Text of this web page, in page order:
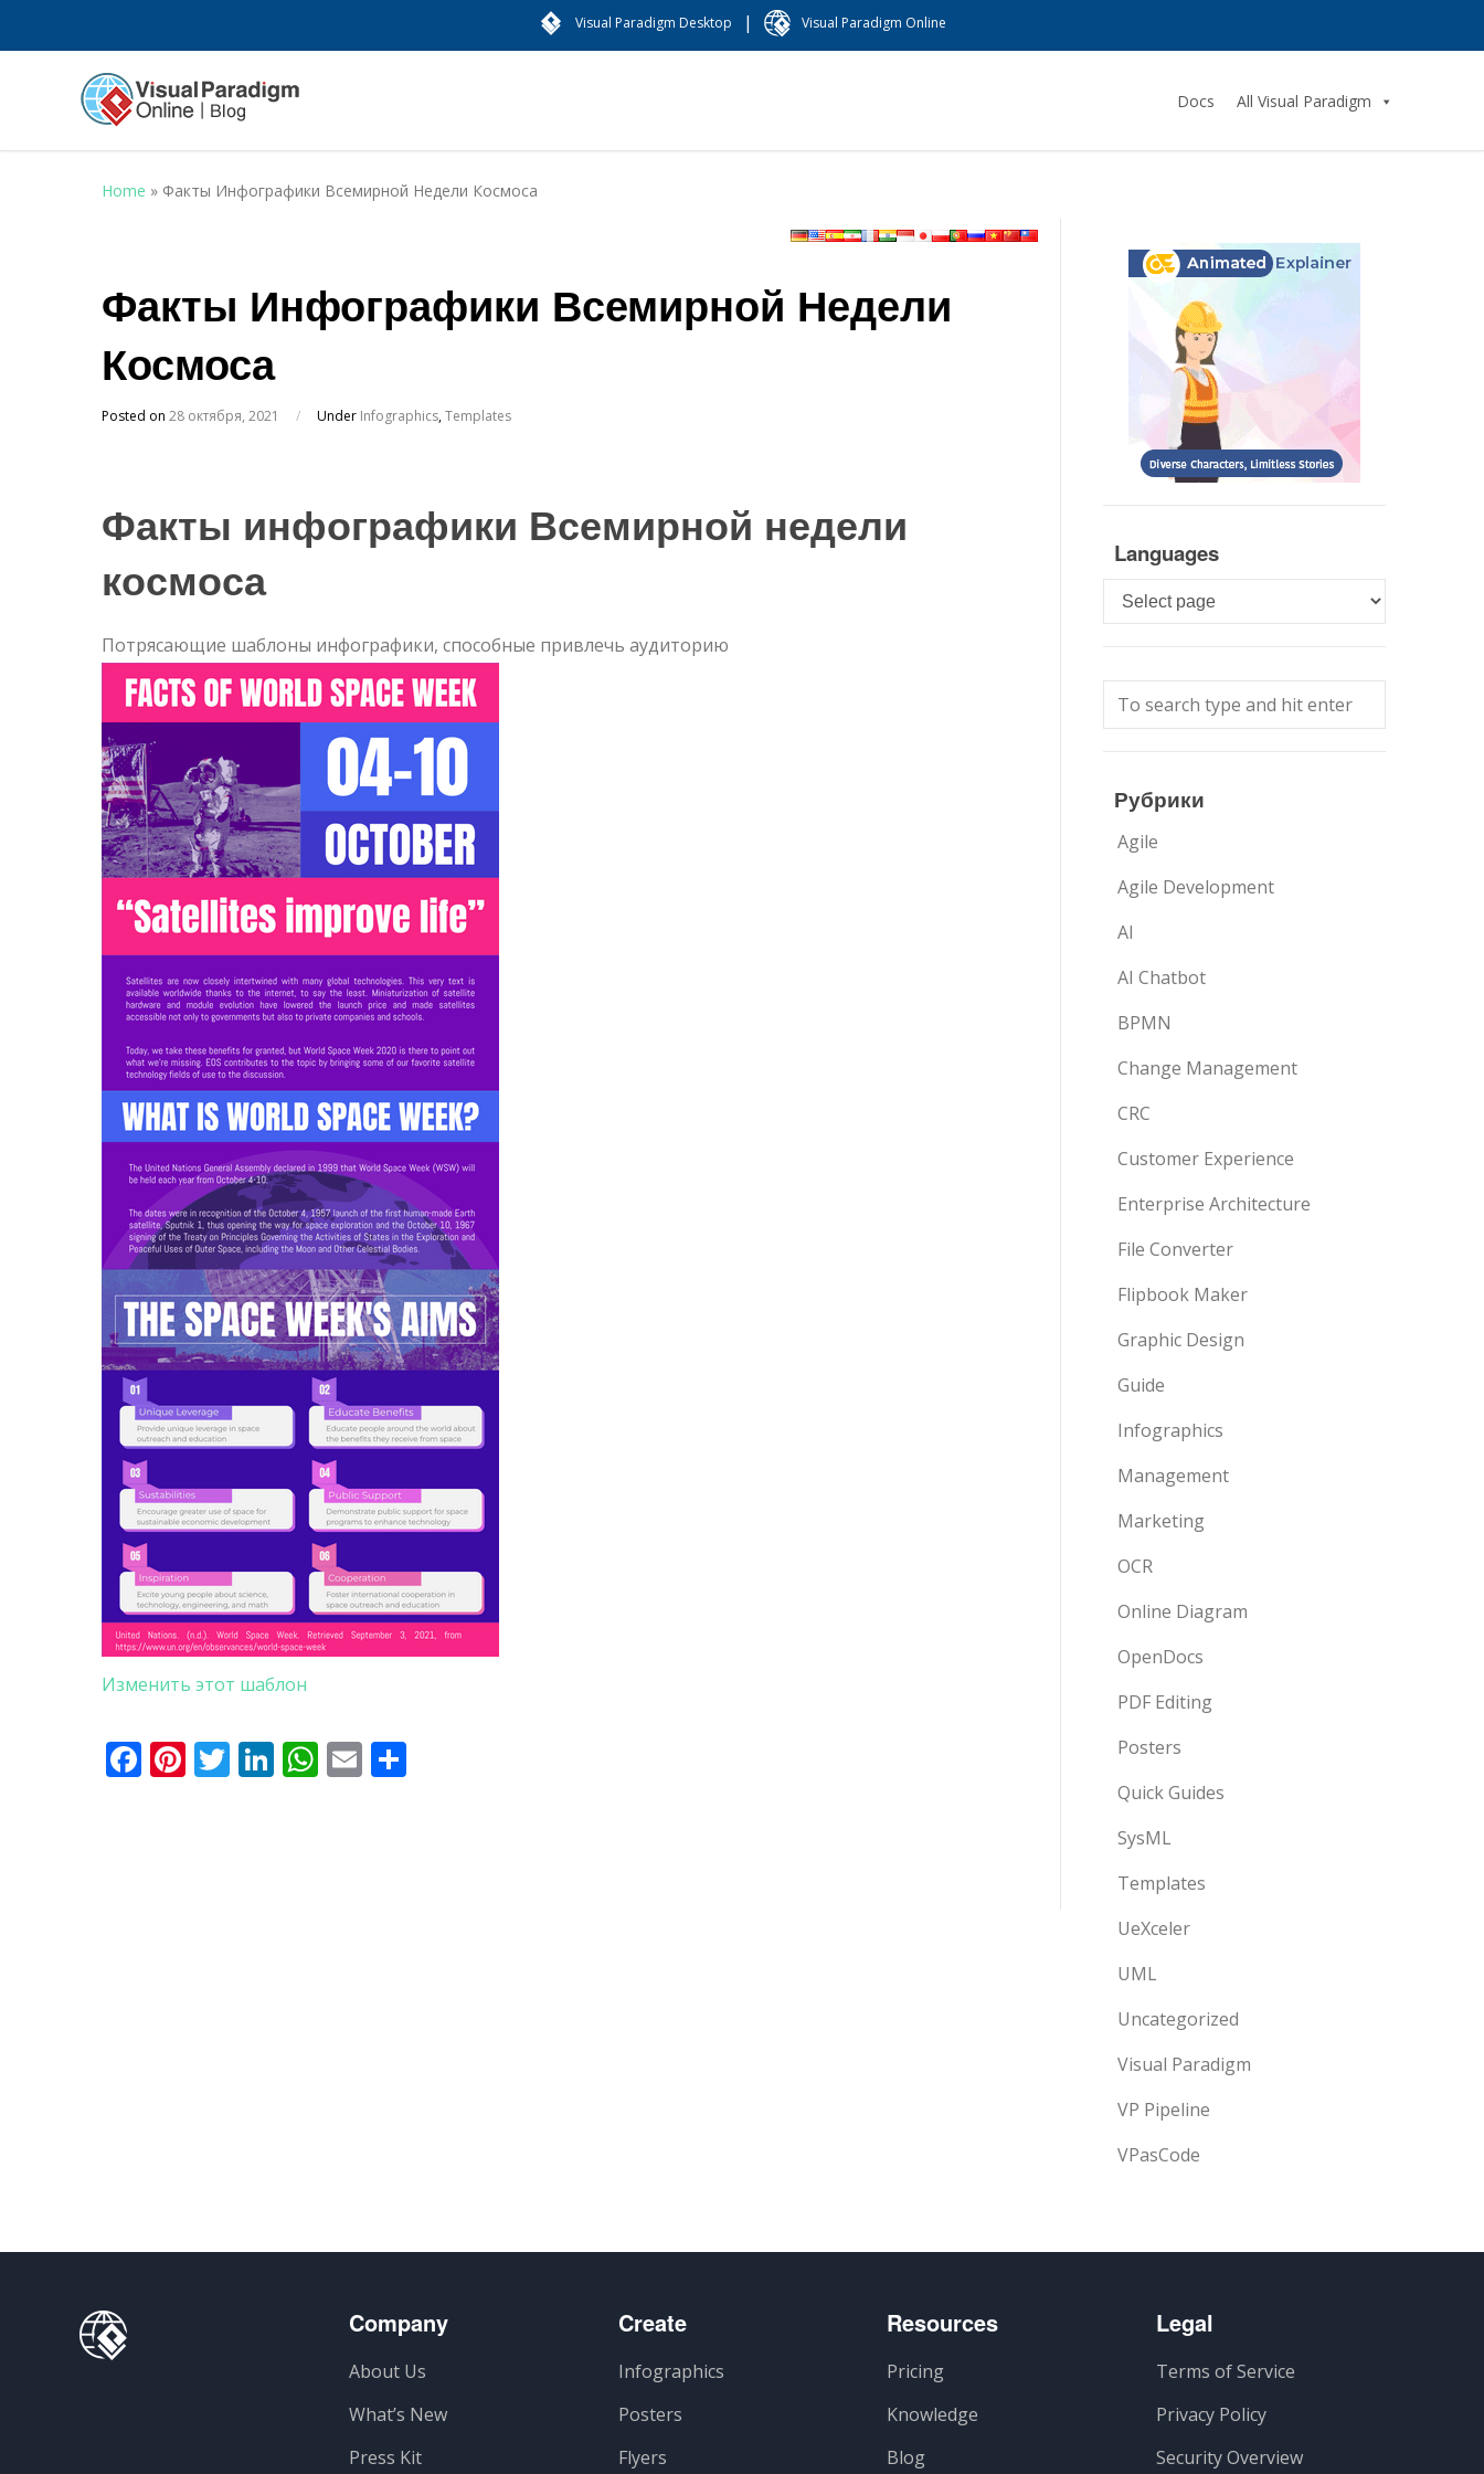
Visual Paradigm Desktop | Visual Paradigm Online
Docs All Visual Paradigm
Home » Факты Инфографики Всемирной Недели Космоса
Факты Инфографики Всемирной Недели
Космоса
Posted on 28 октября, 2021 / Under Infographics,Templates
Факты инфографики Всемирной недели
космоса
Потрясающие шаблоны инфографики, способные привлечь аудиторию
Изменить этот шаблон
Facebook
Pinterest
Twitter
LinkedIn
WhatsApp
Email
Languages
Languages
Рубрики
Agile
Agile Development
AI
AI Chatbot
BPMN
Change Management
CRC
Customer Experience
Enterprise Architecture
File Converter
Flipbook Maker
Graphic Design
Guide
Infographics
Management
Marketing
OCR
Online Diagram
OpenDocs
PDF Editing
Posters
Quick Guides
SysML
Templates
UeXceler
UML
Uncategorized
Visual Paradigm
VP Pipeline
VPasCode
Company
About Us
What’s New
Press Kit
Create
Infographics
Posters
Flyers
Resources
Pricing
Knowledge
Blog
Legal
Terms of Service
Privacy Policy
Security Overview